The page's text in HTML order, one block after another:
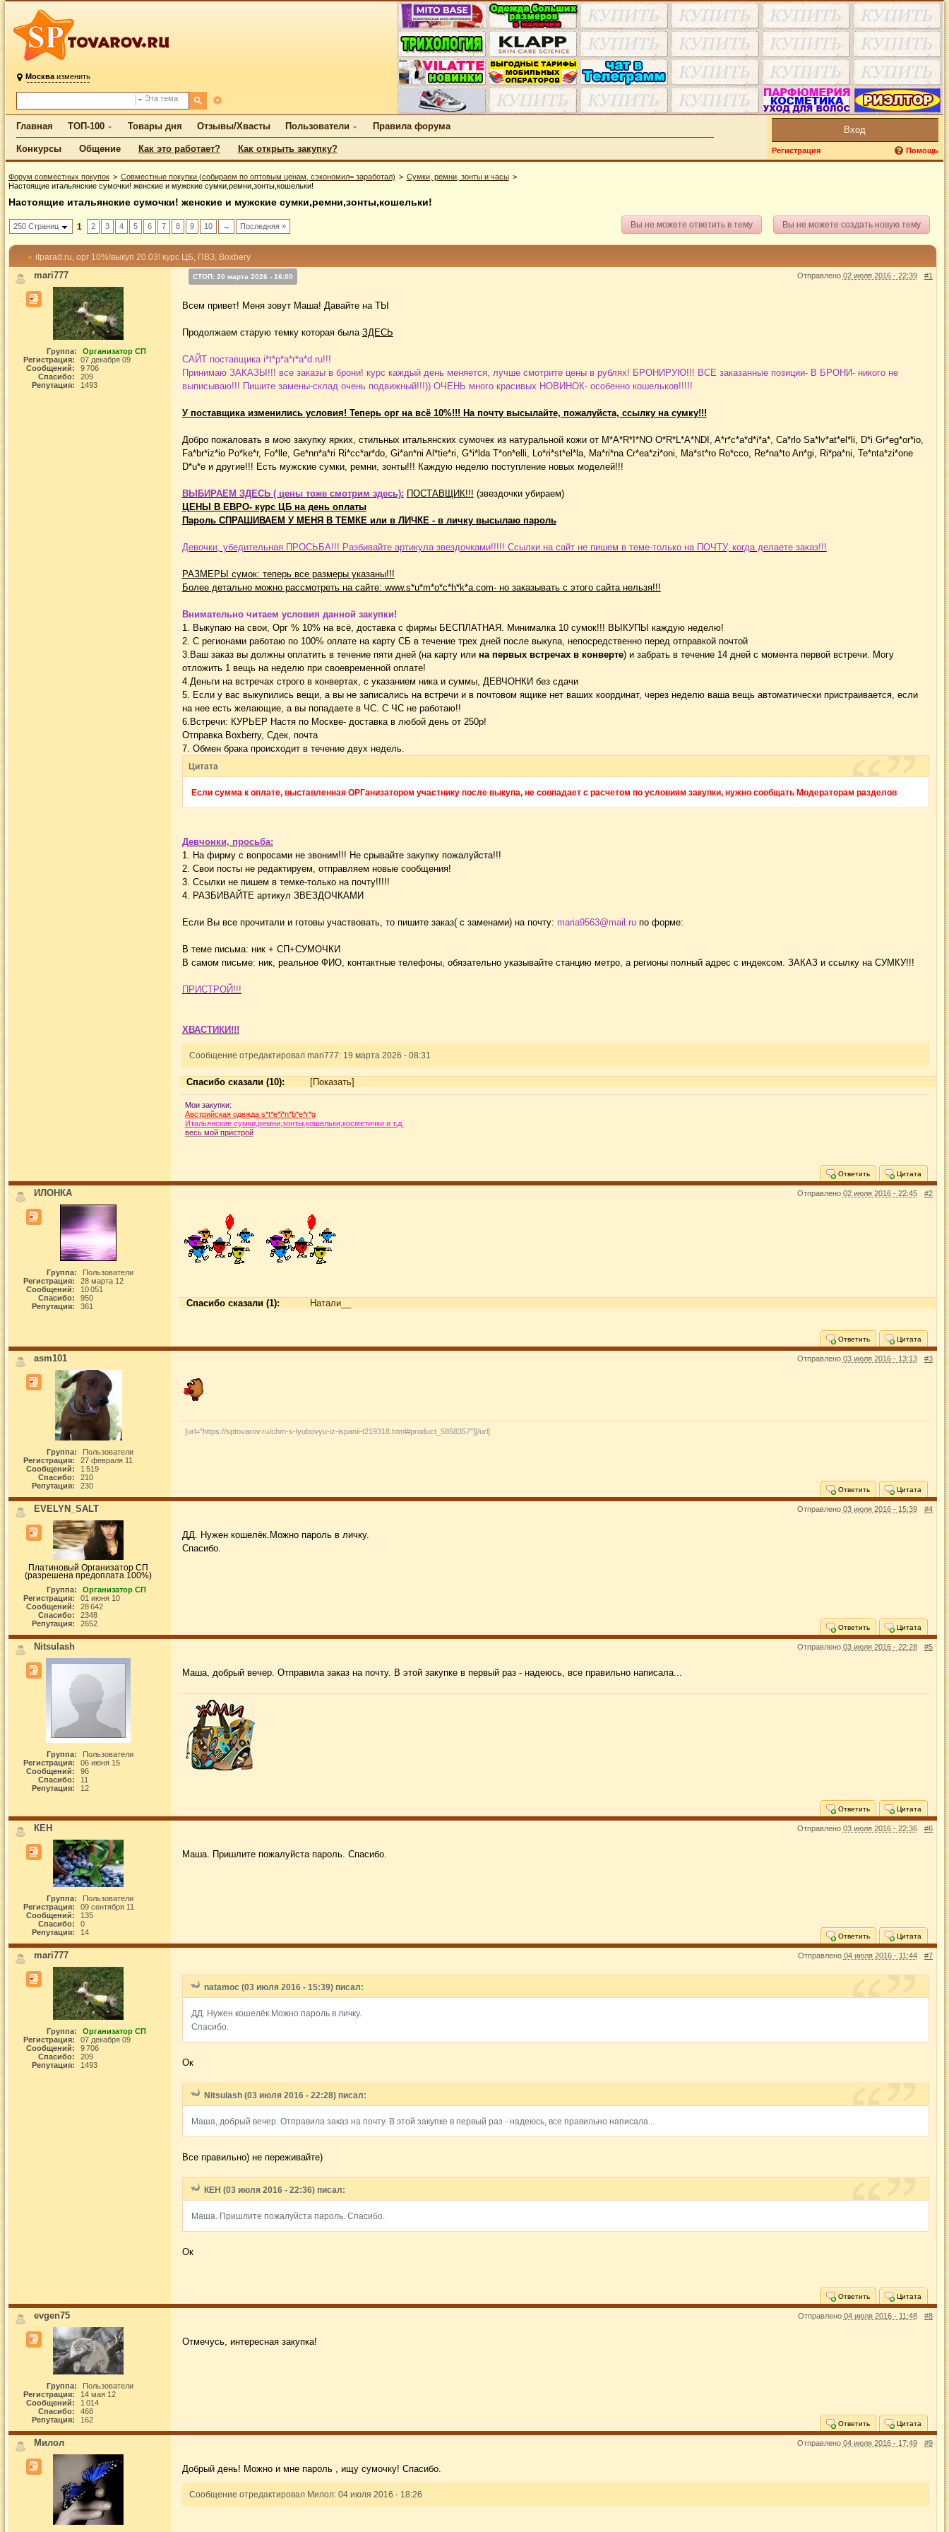
Москваизменить
Эта тема
Главная ТОП-100 Товары дня Отзывы/Хвасты Пользователи Правила форума
Конкурсы Общение Как это работает? Как открыть закупку?
Вход
Регистрация Помощь
Форум совместных покупок Совместные покупки (собираем по оптовым ценам, сэкономил= заработал)
Сумки, ремни, зонты и часы
Настоящие итальянские сумочки! женские и мужские сумки,ремни,зонты,кошельки!
Настоящие итальянские сумочки! женские и мужские сумки,ремни,зонты,кошельки!
250 Страниц 1 2 3 4 5 6 7 8 9 10 → Последняя » Вы не можете создать новую тему
Вы не можете ответить в тему
itparad.ru, орг 10%!выкуп 20.03! курс ЦБ, ПВЗ, Boxbery
mari777
Группа:
Организатор СП
Регистрация:
07 декабря 09
Сообщений:
9 706
Спасибо:
209
Репутация:
1493
#1
СТОП: 20 марта 2026 - 16:00 Отправлено 02 июля 2016 - 22:39
Всем привет! Меня зовут Маша! Давайте на ТЫ
Продолжаем старую темку которая была ЗДЕСЬ
САЙТ поставщика i*t*p*a*r*a*d.ru!!!
Принимаю ЗАКАЗЫ!!! все заказы в брони! курс каждый день меняется, лучше смотрите цены в рублях! БРОНИРУЮ!!! ВСЕ заказанные позиции- В БРОНИ- никого не
выписываю!!! Пишите замены-склад очень подвижный!!!)) ОЧЕНЬ много красивых НОВИНОК- особенно кошельков!!!!!
У поставщика изменились условия! Теперь орг на всё 10%!!! На почту высылайте, пожалуйста, ссылку на сумку!!!
Добро пожаловать в мою закупку ярких, стильных итальянских сумочек из натуральной кожи от M*A*R*I*NO O*R*L*A*NDI, A*r*c*a*d*i*a*, Ca*rlo Sa*lv*at*el*li, D*i Gr*eg*or*io,
Fa*br*iz*io Po*ke*r, Fo*lle, Ge*nn*a*ri Ri*cc*ar*do, Gi*an*ni Al*tie*ri, G*i*lda T*on*elli, Lo*ri*st*el*la, Ma*ri*na Cr*ea*zi*oni, Ma*st*ro Ro*cco, Re*na*to An*gi, Ri*pa*ni, Te*nta*zi*оne
D*u*e и другие!!! Есть мужские сумки, ремни, зонты!!! Каждую неделю поступление новых моделей!!!
ВЫБИРАЕМ ЗДЕСЬ ( цены тоже смотрим здесь): ПОСТАВЩИК!!! (звездочки убираем)
ЦЕНЫ В ЕВРО- курс ЦБ на день оплаты
Пароль СПРАШИВАЕМ У МЕНЯ В ТЕМКЕ или в ЛИЧКЕ - в личку высылаю пароль
Девочки, убедительная ПРОСЬБА!!! Разбивайте артикула звездочками!!!!! Ссылки на сайт не пишем в теме-только на ПОЧТУ, когда делаете заказ!!!
РАЗМЕРЫ сумок: теперь все размеры указаны!!!
Более детально можно рассмотреть на сайте: www.s*u*m*o*c*h*k*a.com- но заказывать с этого сайта нельзя!!!
Внимательно читаем условия данной закупки!
1. Выкупаю на свои, Орг % 10% на всё, доставка с фирмы БЕСПЛАТНАЯ. Минималка 10 сумок!!! ВЫКУПЫ каждую неделю!
2. С регионами работаю по 100% оплате на карту СБ в течение трех дней после выкупа, непосредственно перед отправкой почтой
3.Ваш заказ вы должны оплатить в течение пяти дней (на карту или на первых встречах в конверте) и забрать в течение 14 дней с момента первой встречи. Могу
отложить 1 вещь на неделю при своевременной оплате!
4.Деньги на встречах строго в конвертах, с указанием ника и суммы, ДЕВЧОНКИ без сдачи
5. Если у вас выкупились вещи, а вы не записались на встречи и в почтовом ящике нет ваших координат, через неделю ваша вещь автоматически пристраивается, если
на нее есть желающие, а вы попадаете в ЧС. С ЧС не работаю!!
6.Встречи: КУРЬЕР Настя по Москве- доставка в любой день от 250р!
Отправка Boxberry, Сдек, почта
7. Обмен брака происходит в течение двух недель.
Цитата
Если сумма к оплате, выставленная ОРГанизатором участнику после выкупа, не совпадает с расчетом по условиям закупки, нужно сообщать Модераторам разделов
Девчонки, просьба:
1. На фирму с вопросами не звоним!!! Не срывайте закупку пожалуйста!!!
2. Свои посты не редактируем, отправляем новые сообщения!
3. Ссылки не пишем в темке-только на почту!!!!!
4. РАЗБИВАЙТЕ артикул ЗВЕЗДОЧКАМИ
Если Вы все прочитали и готовы участвовать, то пишите заказ( с заменами) на почту: maria9563@mail.ruпо форме:
В теме письма: ник + СП+СУМОЧКИ
В самом письме: ник, реальное ФИО, контактные телефоны, обязательно указывайте станцию метро, а регионы полный адрес с индексом. ЗАКАЗ и ссылку на СУМКУ!!!
ПРИСТРОЙ!!!
ХВАСТИКИ!!!
Сообщение отредактировал mari777: 19 марта 2026 - 08:31
Спасибо сказали (10): [Показать]
Мои закупки:
Австрийская одежда s*t*e*i*n*b*e*r*g
Итальянские сумки,ремни,зонты,кошельки,косметички и т.д.
весь мой пристрой
Цитата
Ответить
ИЛОНКА
Группа:
Пользователи
Регистрация:
28 марта 12
Сообщений:
10 051
Спасибо:
950
Репутация:
361
#2
Отправлено 02 июля 2016 - 22:45
Спасибо сказали (1): Натали__
Цитата
Ответить
asm101
Группа:
Пользователи
Регистрация:
27 февраля 11
Сообщений:
1 519
Спасибо:
210
Репутация:
230
#3
Отправлено 03 июля 2016 - 13:13
[url="https://sptovarov.ru/chm-s-lyubovyu-iz-ispanii-t219318.html#product_5858357"][/url]
Цитата
Ответить
EVELYN_SALT
Платиновый Организатор СП
(разрешена предоплата 100%)
Группа:
Организатор СП
Регистрация:
01 июня 10
Сообщений:
28 642
Спасибо:
2348
Репутация:
2652
#4
Отправлено 03 июля 2016 - 15:39
ДД. Нужен кошелёк.Можно пароль в личку.
Спасибо.
Цитата
Ответить
Nitsulash
Группа:
Пользователи
Регистрация:
06 июня 15
Сообщений:
96
Спасибо:
11
Репутация:
12
#5
Отправлено 03 июля 2016 - 22:28
Маша, добрый вечер. Отправила заказ на почту. В этой закупке в первый раз - надеюсь, все правильно написала...
Цитата
Ответить
КЕН
Группа:
Пользователи
Регистрация:
09 сентября 11
Сообщений:
135
Спасибо:
0
Репутация:
14
#6
Отправлено 03 июля 2016 - 22:36
Маша. Пришлите пожалуйста пароль. Спасибо.
Цитата
Ответить
mari777
Группа:
Организатор СП
Регистрация:
07 декабря 09
Сообщений:
9 706
Спасибо:
209
Репутация:
1493
#7
Отправлено 04 июля 2016 - 11:44
natamoc (03 июля 2016 - 15:39) писал:
ДД. Нужен кошелёк.Можно пароль в личку.
Спасибо.
Ок
Nitsulash (03 июля 2016 - 22:28) писал:
Маша, добрый вечер. Отправила заказ на почту. В этой закупке в первый раз - надеюсь, все правильно написала...
Все правильно) не переживайте)
КЕН (03 июля 2016 - 22:36) писал:
Маша. Пришлите пожалуйста пароль. Спасибо.
Ок
Цитата
Ответить
evgen75
Группа:
Пользователи
Регистрация:
14 мая 12
Сообщений:
1 014
Спасибо:
468
Репутация:
162
#8
Отправлено 04 июля 2016 - 11:48
Отмечусь, интересная закупка!
Цитата
Ответить
Милол #9
Отправлено 04 июля 2016 - 17:49
Добрый день! Можно и мне пароль , ищу сумочку! Спасибо.
Сообщение отредактировал Милол: 04 июля 2016 - 18:26